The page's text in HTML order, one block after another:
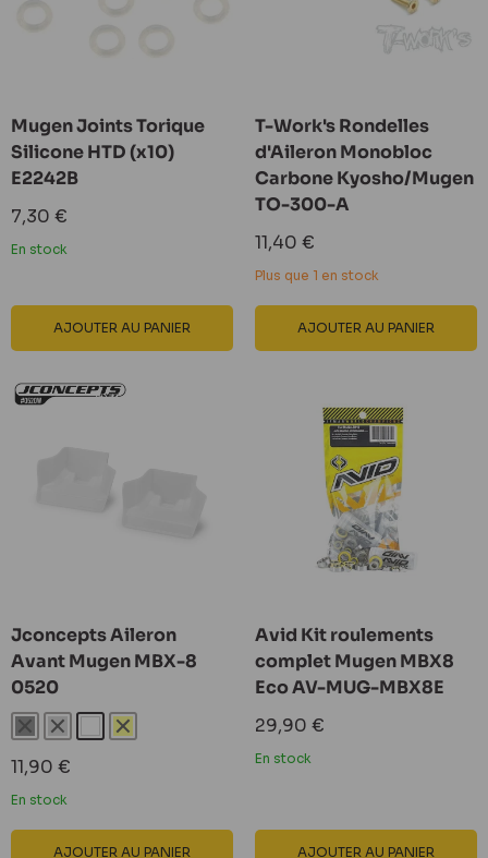
Mugen Joints Torique
Silicone HTD (x10)
E2242B
Prix
réduit
7,30 €
En stock
AJOUTER AU PANIER
T-Work's Rondelles
d'Aileron Monobloc
Carbone Kyosho/Mugen
TO-300-A
Prix
réduit
11,40 €
Plus que 1 en stock
AJOUTER AU PANIER
Jconcepts Aileron
Avant Mugen MBX-8
0520
Noir Gris BlancJaune
Prix
réduit
11,90 €
En stock
AJOUTER AU PANIER
Avid Kit roulements
complet Mugen MBX8
Eco AV-MUG-MBX8E
Prix
réduit
29,90 €
En stock
AJOUTER AU PANIER